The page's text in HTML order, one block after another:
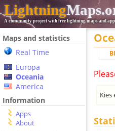
Lightning
A community project with free lightning maps and
Maps and statistics
Real Time
Europa
Oceania
America
Information
Apps
About
Kies